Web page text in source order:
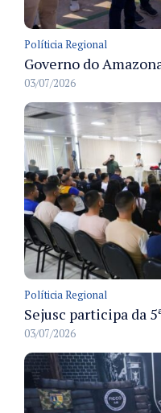
Políticia Regional
03/07/2026
Políticia Regional
03/07/2026